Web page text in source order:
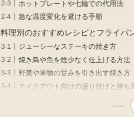
ホットプレートや七輪での代用法
急な温度変化を避ける手順
料理別のおすすめレシピとフライパ
ジューシーなステーキの焼き方
焼き鳥や魚を煙少なく仕上げる方法
野菜や果物の甘みを引き出す焼き方
テイクアウト向けの盛り付けと持ち